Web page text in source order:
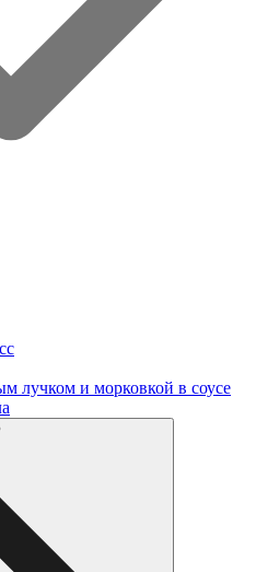
лучком и морковкой в соусе